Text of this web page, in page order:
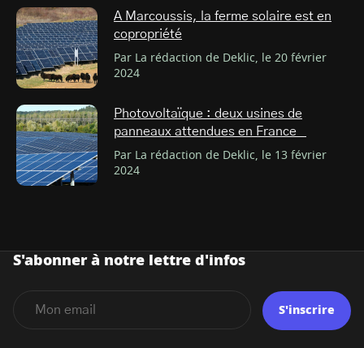
A Marcoussis, la ferme solaire est en
copropriété
Par La rédaction de Deklic, le 20 février
2024
Photovoltaïque : deux usines de
panneaux attendues en France
Par La rédaction de Deklic, le 13 février
2024
S'abonner à notre lettre d'infos
S'inscrire